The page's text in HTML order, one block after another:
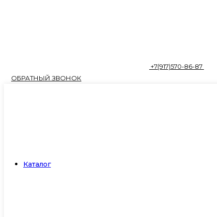
+7(917)570-86-87
ОБРАТНЫЙ ЗВОНОК
Каталог